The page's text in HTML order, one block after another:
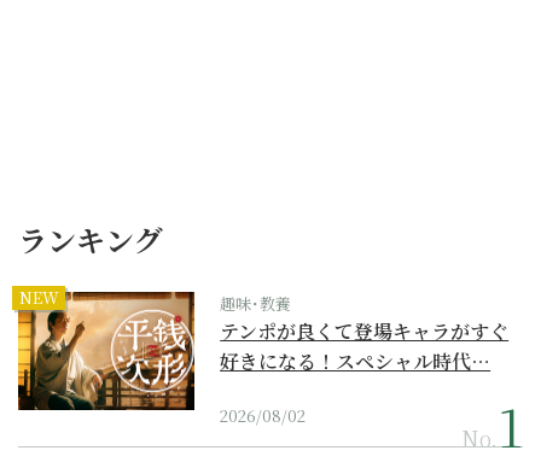
ランキング
NEW 趣味･教養
テンポが良くて登場キャラがすぐ
好きになる！スペシャル時代…
2026/08/02
No.